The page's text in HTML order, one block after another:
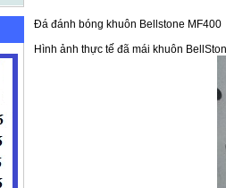
Đá đánh bóng khuôn Bellstone MF400
Hình ảnh thực tế đã mái khuôn